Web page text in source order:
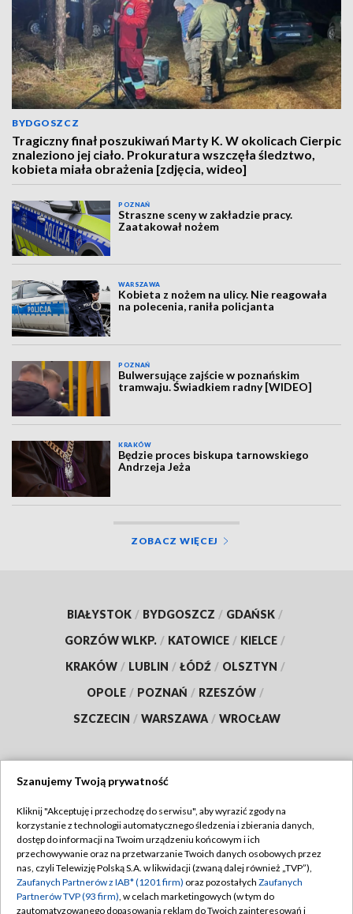
BYDGOSZCZ
Tragiczny finał poszukiwań Marty K. W okolicach Cierpic
znaleziono jej ciało. Prokuratura wszczęła śledztwo,
kobieta miała obrażenia [zdjęcia, wideo]
POZNAŃ
Straszne sceny w zakładzie pracy.
Zaatakował nożem
WARSZAWA
Kobieta z nożem na ulicy. Nie reagowała
na polecenia, raniła policjanta
POZNAŃ
Bulwersujące zajście w poznańskim
tramwaju. Świadkiem radny [WIDEO]
KRAKÓW
Będzie proces biskupa tarnowskiego
Andrzeja Jeża
ZOBACZ WIĘCEJ
BIAŁYSTOK / BYDGOSZCZ / GDAŃSK /
GORZÓW WLKP. / KATOWICE / KIELCE /
KRAKÓW / LUBLIN / ŁÓDŹ / OLSZTYN /
OPOLE / POZNAŃ / RZESZÓW /
SZCZECIN / WARSZAWA / WROCŁAW
TVP
Abonament TVP
Emisja w TVP
Centrum informacji TVP
Regulamin TVP
Polityka prywatności
Moje zgody
Szanujemy Twoją prywatność
Kliknij "Akceptuję i przechodzę do serwisu", aby wyrazić zgody na
korzystanie z technologii automatycznego śledzenia i zbierania danych,
dostęp do informacji na Twoim urządzeniu końcowym i ich
przechowywanie oraz na przetwarzanie Twoich danych osobowych przez
nas, czyli Telewizję Polską S.A. w likwidacji (zwaną dalej również „TVP”),
Zaufanych Partnerów z IAB* (1201 firm) oraz pozostałych Zaufanych
Partnerów TVP (93 firm), w celach marketingowych (w tym do
zautomatyzowanego dopasowania reklam do Twoich zainteresowań i